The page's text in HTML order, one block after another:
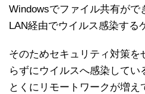
Windowsでファイル共有がで
LAN経由でウイルス感染する
そのためセキュリティ対策を
らずにウイルスへ感染してい
とくにリモートワークが増